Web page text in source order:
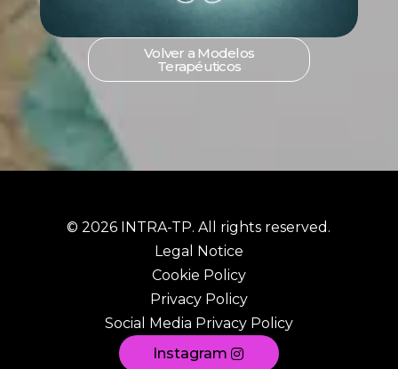
Volver a Modelos
Terapéuticos
© 2026 INTRA-TP. All rights reserved.
Legal Notice
Cookie Policy
Privacy Policy
Social Media Privacy Policy
Instagram